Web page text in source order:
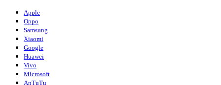
Apple
Oppo
Samsung
Xiaomi
Google
Huawei
Vivo
Microsoft
AnTuTu